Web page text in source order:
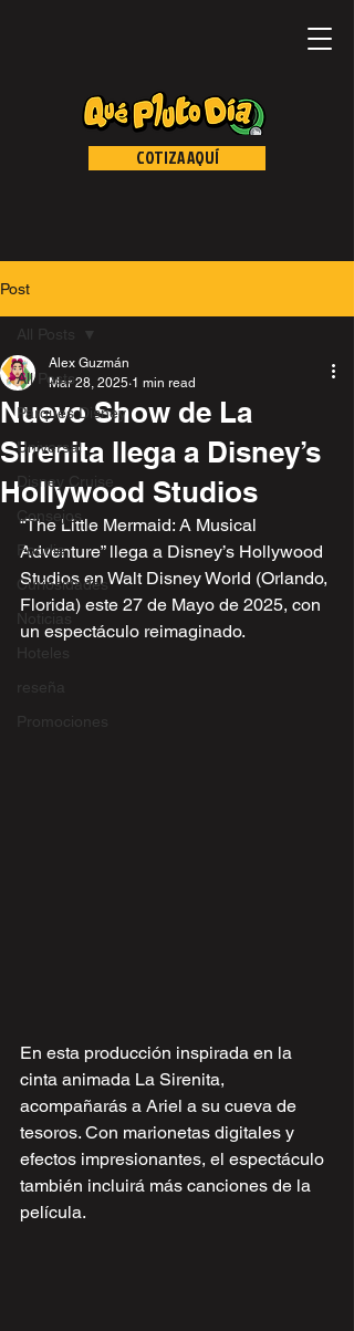
COTIZA AQUÍ
Post
All Posts
Parques Disney
Universal
Disney Cruise
Consejos
Foodie
Curiosidades
Noticias
Hoteles
reseña
Promociones
All Posts
Nuevo Show de La
Sirenita llega a Disney’s
Hollywood Studios
Alex Guzmán
Mar 28, 2025 1 min read
“The Little Mermaid: A Musical
Adventure” llega a Disney’s Hollywood
Studios en Walt Disney World (Orlando,
Florida) este 27 de Mayo de 2025, con
un espectáculo reimaginado.
En esta producción inspirada en la
cinta animada La Sirenita,
acompañarás a Ariel a su cueva de
tesoros. Con marionetas digitales y
efectos impresionantes, el espectáculo
también incluirá más canciones de la
película.